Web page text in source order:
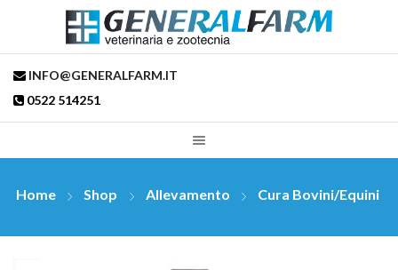
INFO@GENERALFARM.IT
0522 514251
Home Shop Allevamento Cura Bovini/Equini